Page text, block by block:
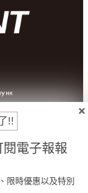
!!
電子報報
限時優惠以及特別